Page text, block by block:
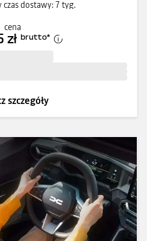
czas dostawy: 7 tyg.
cena
zł brutto*
szczegóły